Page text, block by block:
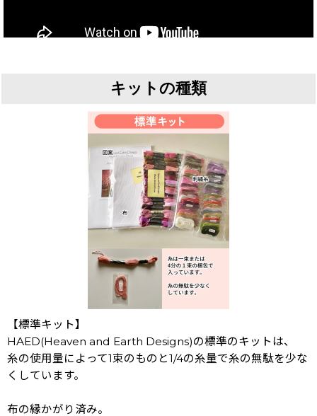
キットの種類
【標準キット】
HAED(Heaven and Earth Designs)の標準のキットは、
糸の使用量によって1束のものと1/4の糸量で糸の無駄を少な
くしています。
布の縁かがり済み。